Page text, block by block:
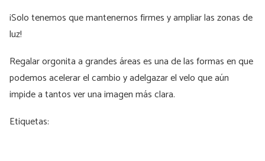
¡Solo tenemos que mantenernos firmes y ampliar las zonas de
luz!
Regalar orgonita a grandes áreas es una de las formas en que
podemos acelerar el cambio y adelgazar el velo que aún
impide a tantos ver una imagen más clara.
Etiquetas: